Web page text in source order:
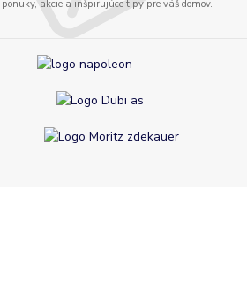
akcie a inšpirujúce tipy pre váš domov.